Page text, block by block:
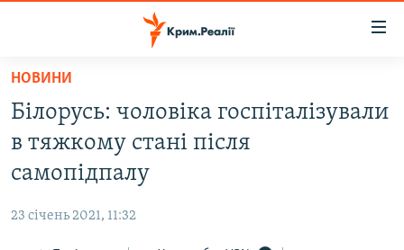
Перейти
основного
матеріалу
до
основної
ВОДА.КРИМ
ВІДЕО ТА ФОТО
БЛОГИ
НОВИНИ
Білорусь: чоловіка госпіталізували
в тяжкому стані після
самопідпалу
23 січень 2021, 11:32